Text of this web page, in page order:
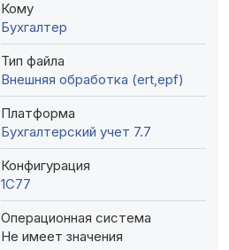
Кому
Бухгалтер
Тип файла
Внешняя обработка (ert,epf)
Платформа
Бухгалтерский учет 7.7
Конфигурация
1C77
Операционная система
Не имеет значения